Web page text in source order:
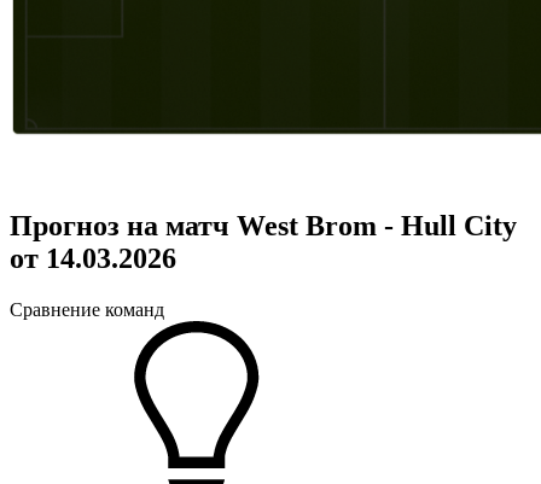
Прогноз на матч West Brom - Hull City
от 14.03.2026
Сравнение команд